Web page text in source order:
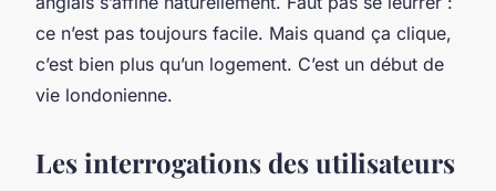
ce n’est pas toujours facile. Mais quand ça clique,
c’est bien plus qu’un logement. C’est un début de
vie londonienne.
Les interrogations des utilisateurs